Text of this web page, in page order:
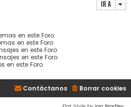
Ir a
en este Foro
en este Foro
en este Foro
en este Foro
en este Foro
Borrar cookies
Contáctanos